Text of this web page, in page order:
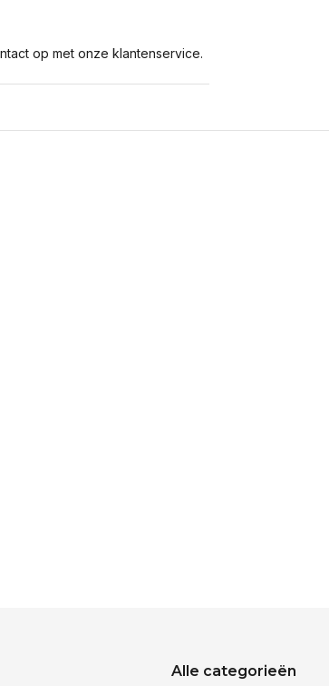
op met onze klantenservice.
Alle categorieën